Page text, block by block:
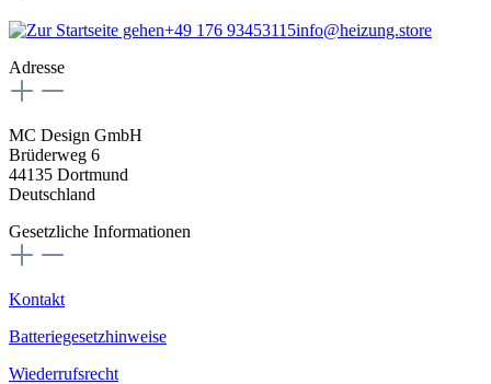
+49 176 93453115info@heizung.store
Adresse
MC Design GmbH
Brüderweg 6
44135 Dortmund
Deutschland
Gesetzliche Informationen
Kontakt
Batteriegesetzhinweise
Wiederrufsrecht